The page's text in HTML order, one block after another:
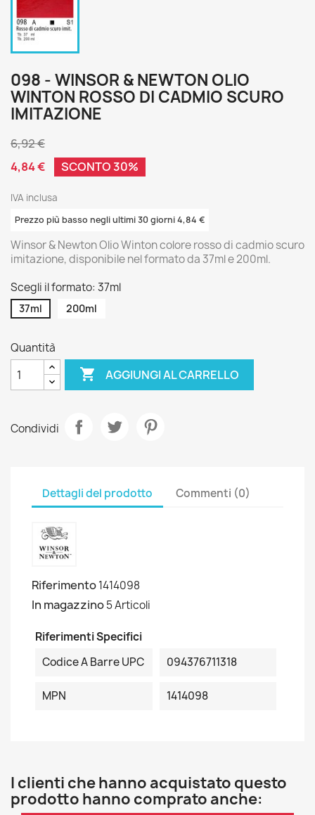
098 - WINSOR & NEWTON OLIO
WINTON ROSSO DI CADMIO SCURO
IMITAZIONE
6,92 €
4,84 €
SCONTO 30%
IVA inclusa
Prezzo più basso negli ultimi 30 giorni 4,84 €
Winsor & Newton Olio Winton colore rosso di cadmio scuro
imitazione, disponibile nel formato da 37ml e 200ml.
Scegli il formato: 37ml
37ml 200ml
Quantità
 AGGIUNGI AL CARRELLO
Condividi
Dettagli del prodotto Commenti (0)
Riferimento1414098
In magazzino5 Articoli
Riferimenti Specifici
Codice A Barre UPC
094376711318
MPN 1414098
I clienti che hanno acquistato questo
prodotto hanno comprato anche: